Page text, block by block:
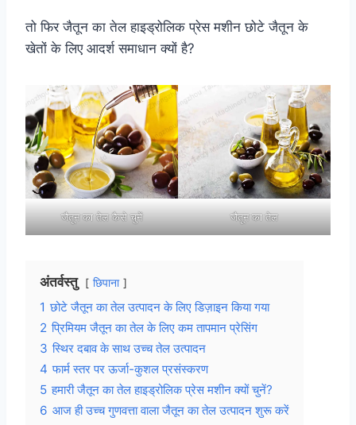
तो फिर जैतून का तेल हाइड्रोलिक प्रेस मशीन छोटे जैतून के
खेतों के लिए आदर्श समाधान क्यों है?
जैतून का तेल कैसे चुनें जैतून का तेल
अंतर्वस्तु छिपाना
1 छोटे जैतून का तेल उत्पादन के लिए डिज़ाइन किया गया
2 प्रिमियम जैतून का तेल के लिए कम तापमान प्रेसिंग
3 स्थिर दबाव के साथ उच्च तेल उत्पादन
4 फार्म स्तर पर ऊर्जा-कुशल प्रसंस्करण
5 हमारी जैतून का तेल हाइड्रोलिक प्रेस मशीन क्यों चुनें?
6 आज ही उच्च गुणवत्ता वाला जैतून का तेल उत्पादन शुरू करें